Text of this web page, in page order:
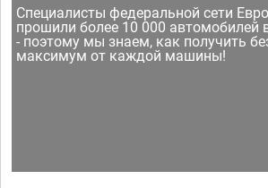
Специалисты федеральной сети
прошили более 10 000 автомобилей
- поэтому мы знаем, как получить
максимум от каждой машины!